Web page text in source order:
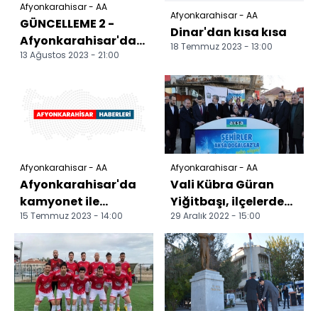
Afyonkarahisar - AA
GÜNCELLEME 2 -
Afyonkarahisar'da
çıkan orman yangını
13 Ağustos 2023 - 21:00
Afyonkarahisar - AA
Dinar'dan kısa kısa
18 Temmuz 2023 - 13:00
Afyonkarahisar - AA
Afyonkarahisar'da
kamyonet ile
otomobil çarpıştı, 4
kişi yaralandı
15 Temmuz 2023 - 14:00
Afyonkarahisar - AA
Vali Kübra Güran
Yiğitbaşı, ilçelerdeki
doğalgaz hizmete
alım törenlerine k...
29 Aralık 2022 - 15:00